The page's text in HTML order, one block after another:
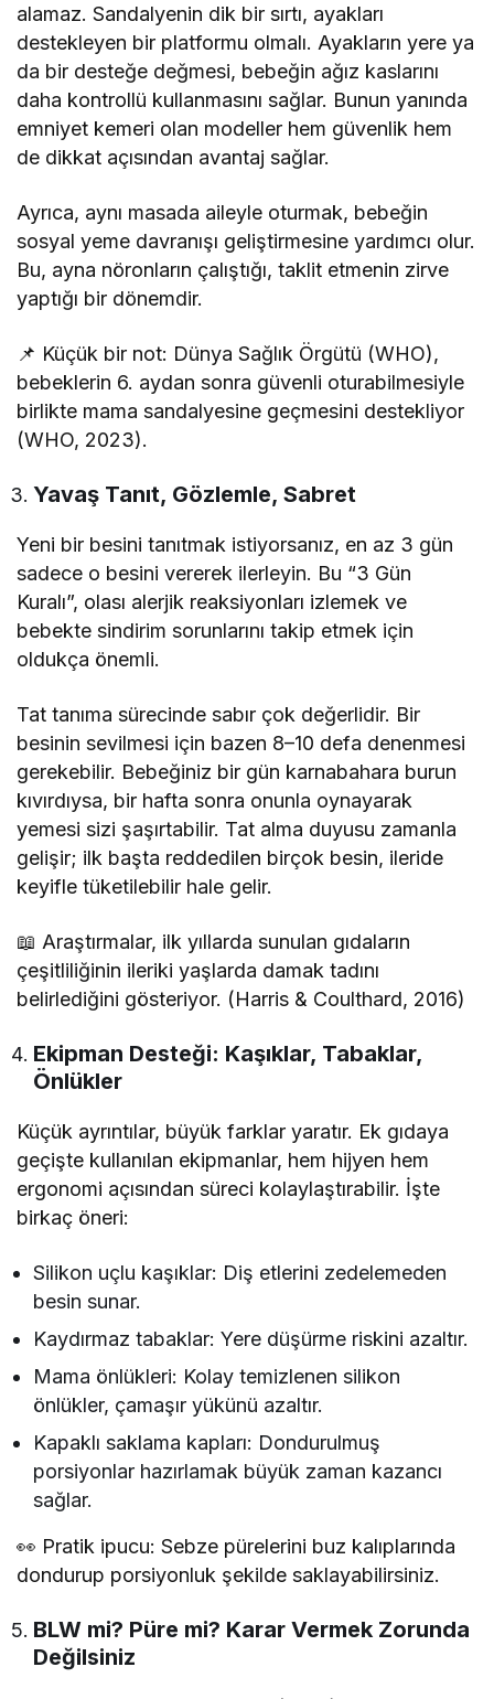
alamaz. Sandalyenin dik bir sırtı, ayakları
destekleyen bir platformu olmalı. Ayakların yere ya
da bir desteğe değmesi, bebeğin ağız kaslarını
daha kontrollü kullanmasını sağlar. Bunun yanında
emniyet kemeri olan modeller hem güvenlik hem
de dikkat açısından avantaj sağlar.
Ayrıca, aynı masada aileyle oturmak, bebeğin
sosyal yeme davranışı geliştirmesine yardımcı olur.
Bu, ayna nöronların çalıştığı, taklit etmenin zirve
yaptığı bir dönemdir.
📌 Küçük bir not: Dünya Sağlık Örgütü (WHO),
bebeklerin 6. aydan sonra güvenli oturabilmesiyle
birlikte mama sandalyesine geçmesini destekliyor
(WHO, 2023).
Yavaş Tanıt, Gözlemle, Sabret
Yeni bir besini tanıtmak istiyorsanız, en az 3 gün
sadece o besini vererek ilerleyin. Bu “3 Gün
Kuralı”, olası alerjik reaksiyonları izlemek ve
bebekte sindirim sorunlarını takip etmek için
oldukça önemli.
Tat tanıma sürecinde sabır çok değerlidir. Bir
besinin sevilmesi için bazen 8–10 defa denenmesi
gerekebilir. Bebeğiniz bir gün karnabahara burun
kıvırdıysa, bir hafta sonra onunla oynayarak
yemesi sizi şaşırtabilir. Tat alma duyusu zamanla
gelişir; ilk başta reddedilen birçok besin, ileride
keyifle tüketilebilir hale gelir.
📖 Araştırmalar, ilk yıllarda sunulan gıdaların
çeşitliliğinin ileriki yaşlarda damak tadını
belirlediğini gösteriyor. (Harris & Coulthard, 2016)
Ekipman Desteği: Kaşıklar, Tabaklar,
Önlükler
Küçük ayrıntılar, büyük farklar yaratır. Ek gıdaya
geçişte kullanılan ekipmanlar, hem hijyen hem
ergonomi açısından süreci kolaylaştırabilir. İşte
birkaç öneri:
Silikon uçlu kaşıklar: Diş etlerini zedelemeden
besin sunar.
Kaydırmaz tabaklar: Yere düşürme riskini azaltır.
Mama önlükleri: Kolay temizlenen silikon
önlükler, çamaşır yükünü azaltır.
Kapaklı saklama kapları: Dondurulmuş
porsiyonlar hazırlamak büyük zaman kazancı
sağlar.
👀 Pratik ipucu: Sebze pürelerini buz kalıplarında
dondurup porsiyonluk şekilde saklayabilirsiniz.
BLW mi? Püre mi? Karar Vermek Zorunda
Değilsiniz